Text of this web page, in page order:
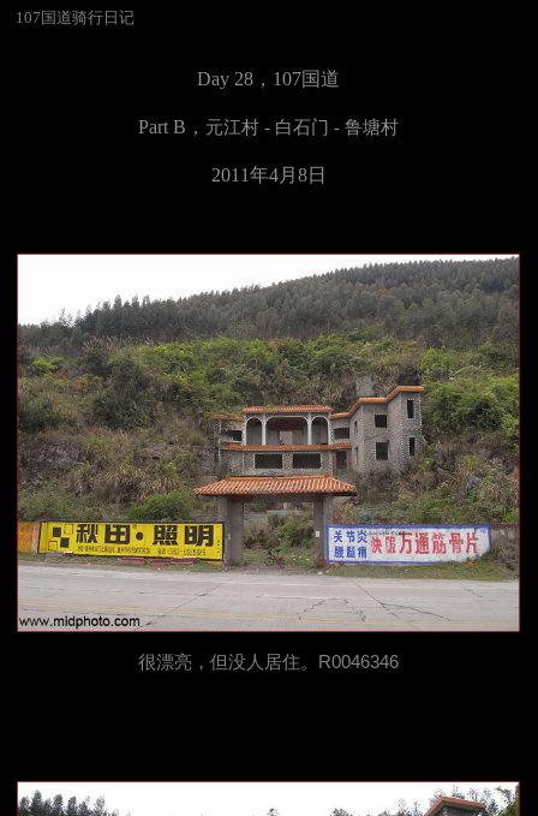
107国道骑行日记
Day 28， 107国道
Part B， 元江村 - 白石门 - 鲁塘村
2011年4月8日
很漂亮，但没人居住。R0046346